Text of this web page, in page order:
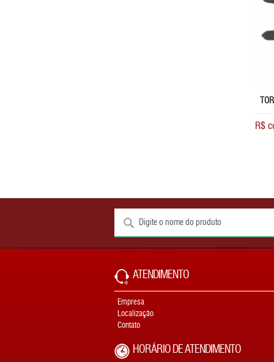
R$
ATENDIMENTO
Empresa
Localização
Contato
HORÁRIO DE ATENDIMENTO